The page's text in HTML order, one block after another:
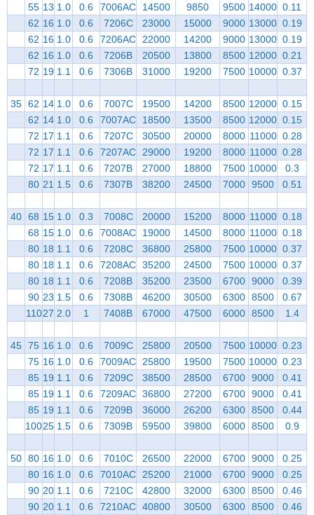
55 13 1.0 0.6 7006AC 14500 9850 9500 14000 0.11
62 16 1.0 0.6 7206C 23000 15000 9000 13000 0.19
62 16 1.0 0.6 7206AC 22000 14200 9000 13000 0.19
62 16 1.0 0.6 7206B 20500 13800 8500 12000 0.21
72 19 1.1 0.6 7306B 31000 19200 7500 10000 0.37
35 62 14 1.0 0.6 7007C 19500 14200 8500 12000 0.15
62 14 1.0 0.6 7007AC 18500 13500 8500 12000 0.15
72 17 1.1 0.6 7207C 30500 20000 8000 11000 0.28
72 17 1.1 0.6 7207AC 29000 19200 8000 11000 0.28
72 17 1.1 0.6 7207B 27000 18800 7500 10000
0.3
80 21 1.5 0.6 7307B 38200 24500 7000 9500 0.51
40 68 15 1.0 0.3 7008C 20000 15200 8000 11000 0.18
68 15 1.0 0.6 7008AC 19000 14500 8000 11000 0.18
80 18 1.1 0.6 7208C 36800 25800 7500 10000 0.37
80 18 1.1 0.6 7208AC 35200 24500 7500 10000 0.37
80 18 1.1 0.6 7208B 35200 23500 6700 9000
0.39
90 23 1.5 0.6 7308B 46200 30500 6300 8500
0.67
11027 2.0 1 7408B 67000 47500 6000 8500 1.4
45 75 16 1.0 0.6 7009C 25800 20500 7500 10000 0.23
75 16 1.0 0.6 7009AC 25800 19500 7500 10000 0.23
85 19 1.1 0.6 7209C 38500 28500 6700 9000
0.41
85 19 1.1 0.6 7209AC 36800 27200 6700 9000
0.41
85 19 1.1 0.6 7209B 36000 26200 6300 8500
0.44
10025 1.5 0.6 7309B 59500 39800 6000 8500 0.9
50 80 16 1.0 0.6 7010C 26500 22000 6700 9000
0.25
80 16 1.0 0.6 7010AC 25200 21000 6700 9000
0.25
90 20 1.1 0.6 7210C 42800 32000 6300 8500
0.46
90 20 1.1 0.6 7210AC 40800 30500 6300 8500 0.46